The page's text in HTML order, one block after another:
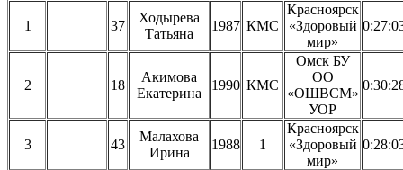
1 37
Ходырева
Татьяна
1987 КМС
Красноярск
«Здоровый
мир»
2 18
Акимова
Екатерина
1990 КМС
Омск БУ
ОО
«ОШВСМ»
УОР
3 43
Малахова
Ирина
1988 1
Красноярск
«Здоровый
мир»